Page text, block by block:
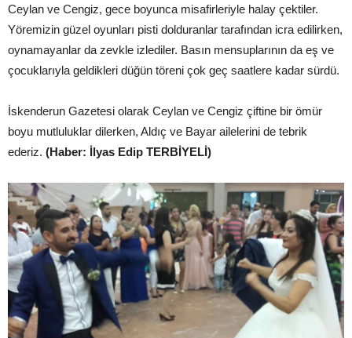
Ceylan ve Cengiz, gece boyunca misafirleriyle halay çektiler.
Yöremizin güzel oyunları pisti dolduranlar tarafından icra edilirken,
oynamayanlar da zevkle izlediler. Basın mensuplarının da eş ve
çocuklarıyla geldikleri düğün töreni çok geç saatlere kadar sürdü.
İskenderun Gazetesi olarak Ceylan ve Cengiz çiftine bir ömür
boyu mutluluklar dilerken, Aldıç ve Bayar ailelerini de tebrik
ederiz. (Haber: İlyas Edip TERBİYELİ)